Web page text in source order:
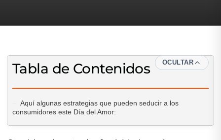
Tabla de Contenidos OCULTAR
Aquí algunas estrategias que pueden seducir a los
consumidores este Día del Amor: